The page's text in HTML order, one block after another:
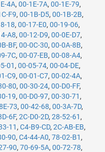
4A, 00-1E-7A, 00-1E-79,
F9, 00-1B-D5, 00-1B-2B,
18, 00-17-E0, 00-19-06,
A8, 00-12-D9, 00-0E-D7,
BF, 00-0C-30, 00-0A-8B,
7C, 00-07-EB, 00-08-A4,
01 , 00-05-74, 00-04-DE,
C9, 00-01-C7, 00-02-4A,
80, 00-30-24, 00-D0-FF,
19, 00-D0-97, 00-30-71 ,
73, 00-42-68, 00-3A-7D,
6F, 2C-D0-2D, 28-52-61 ,
11 , C4-B9-CD, 2C-AB-EB,
90, C4-44-A0, 78-02-B1 ,
90, 70-69-5A, 00-72-78,